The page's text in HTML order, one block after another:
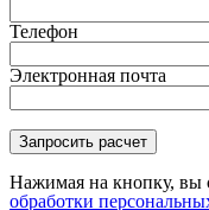
Телефон
Электронная почта
Нажимая на кнопку, вы
обработки